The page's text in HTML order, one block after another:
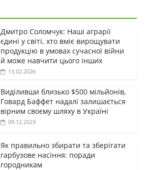
Дмитро Соломчук: Наші аграрії
єдині у світі, хто вміє вирощувати
продукцію в умовах сучасної війни
й може навчити цього інших
13.02.2026
Виділивши близько $500 мільйонів,
Говард Баффет надалі залишається
вірним своєму шляху в Україні
09.12.2023
Як правильно збирати та зберігати
гарбузове насіння: поради
городникам